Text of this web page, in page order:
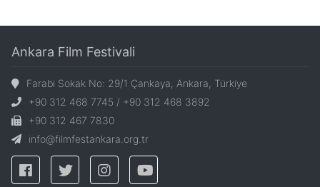
Ankara Film Festivali
Farabi Sokak No: 29/1 Çankaya, Ankara, Türkiye
+90 312 468 7745 / +90 312 468 3892
+90 312 467 7830
info@filmfestankara.org.tr